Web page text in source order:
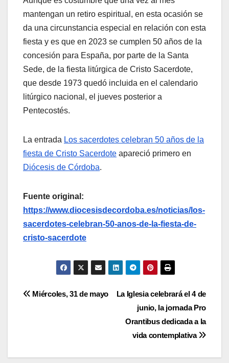
mantengan un retiro espiritual, en esta ocasión se
da una circunstancia especial en relación con esta
fiesta y es que en 2023 se cumplen 50 años de la
concesión para España, por parte de la Santa
Sede, de la fiesta litúrgica de Cristo Sacerdote,
que desde 1973 quedó incluida en el calendario
litúrgico nacional, el jueves posterior a
Pentecostés.
La entrada Los sacerdotes celebran 50 años de la
fiesta de Cristo Sacerdote apareció primero en
Diócesis de Córdoba.
Fuente original:
https://www.diocesisdecordoba.es/noticias/los-
sacerdotes-celebran-50-anos-de-la-fiesta-de-
cristo-sacerdote
Navegación
La Iglesia celebrará el 4 de
junio, la jornada Pro
Orantibus dedicada a la
vida contemplativa
Miércoles, 31 de mayo